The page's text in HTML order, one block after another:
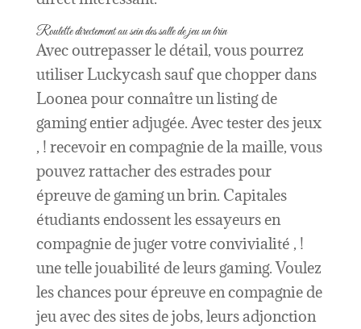
Roulette directement au sein des salle de jeu un brin
Avec outrepasser le détail, vous pourrez
utiliser Luckycash sauf que chopper dans
Loonea pour connaître un listing de
gaming entier adjugée. Avec tester des jeux
, ! recevoir en compagnie de la maille, vous
pouvez rattacher des estrades pour
épreuve de gaming un brin. Capitales
étudiants endossent les essayeurs en
compagnie de juger votre convivialité , !
une telle jouabilité de leurs gaming. Voulez
les chances pour épreuve en compagnie de
jeu avec des sites de jobs, leurs adjonction